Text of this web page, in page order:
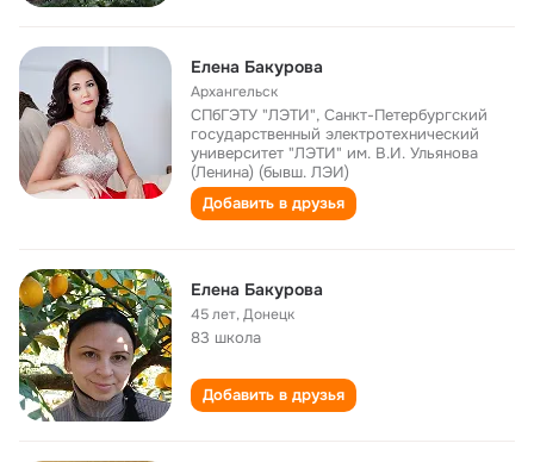
Елена Бакурова
Архангельск
СПбГЭТУ "ЛЭТИ", Санкт-Петербургский
государственный электротехнический
университет "ЛЭТИ" им. В.И. Ульянова
(Ленина) (бывш. ЛЭИ)
Добавить в друзья
Елена Бакурова
45 лет,Донецк
83 школа
Добавить в друзья